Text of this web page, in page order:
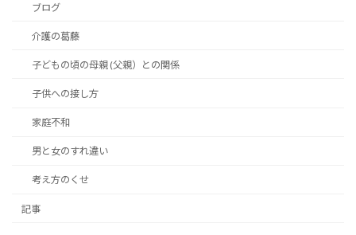
ブログ
介護の葛藤
子どもの頃の母親 (父親）との関係
子供への接し方
家庭不和
男と女のすれ違い
考え方のくせ
記事